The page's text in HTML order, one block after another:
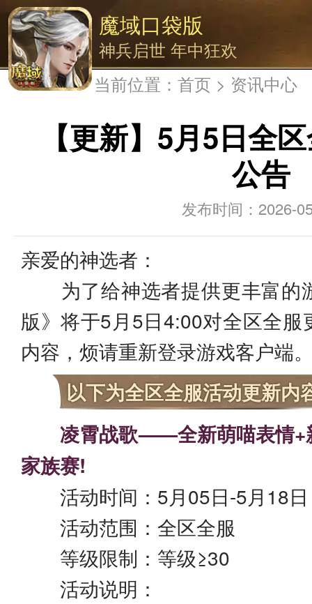
魔域口袋版
神兵启世 年中狂欢
当前位置： 首页 > 资讯中心
【更新】5月5日全
公告
2026-
亲爱的神选者：
为了给神选者提供更丰富的
版》将于5月5日4:00对全区全服
内容，烦请重新登录游戏客户端
以下为全区全服活动更新
凌霄战歌——全新萌喵表情+
家族赛!
活动时间：5月05日-5月18日
活动范围：全区全服
等级限制：等级≥30
活动说明：